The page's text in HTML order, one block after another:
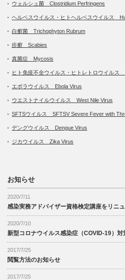
ウェルシュ菌 Clostridium Perfringens
ヘルペスウイルス・ヒトヘルペスウイルス
白癬菌 Trichophyton Rubrum
疥癬 Scabies
真菌症 Mycosis
ヒト免疫不全ウイルス・ヒトレトロウイルス
エボラウイルス Ebola Virus
ウエストナイルウイルス West Nile Virus
SFTSウイルス SFTSV Severe Fever with
デングウイルス Dengue Virus
ジカウイルス Zika Virus
お知らせ
2020/7/11
感染実務アドバイザー資格検定講座をリニ
2020/7/10
新型コロナウイルス感染症（COVID-19）
2017/7/25
閲覧方法のお知らせ
2017/7/25